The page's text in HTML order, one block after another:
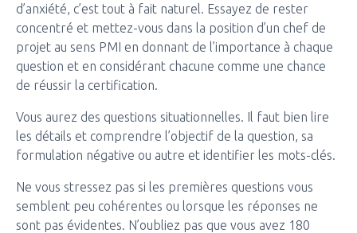
d’anxiété, c’est tout à fait naturel. Essayez de rester
concentré et mettez-vous dans la position d’un chef de
projet au sens PMI en donnant de l’importance à chaque
question et en considérant chacune comme une chance
de réussir la certification.
Vous aurez des questions situationnelles. Il faut bien lire
les détails et comprendre l’objectif de la question, sa
formulation négative ou autre et identifier les mots-clés.
Ne vous stressez pas si les premières questions vous
semblent peu cohérentes ou lorsque les réponses ne
sont pas évidentes. N’oubliez pas que vous avez 180